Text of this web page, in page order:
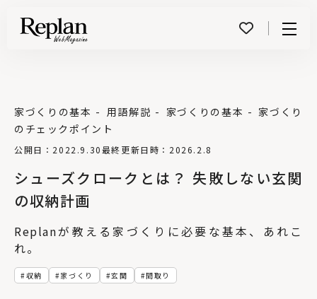
シューズクロークとは？ 失敗しない玄関
の収納計画
公開日：2022.9.30最終更新日時：2026.2.8
家づくりの基本 用語解説 家づくりの基本
家づくり
のチェックポイント
収納 家づくり 玄関 間取り
Replanが教える家づくりに必要な基本、あれこ
れ。